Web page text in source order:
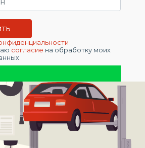
согласие на обработку моих